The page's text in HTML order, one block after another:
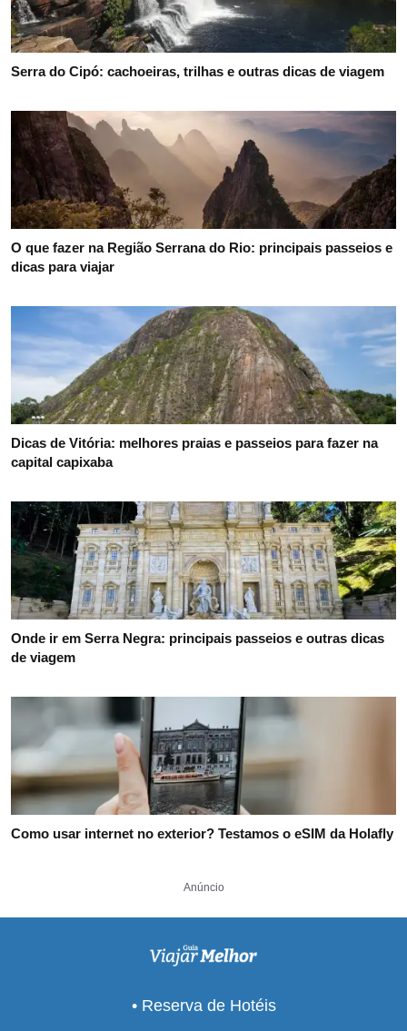
Serra do Cipó: cachoeiras, trilhas e outras dicas de viagem
O que fazer na Região Serrana do Rio: principais passeios e
dicas para viajar
Dicas de Vitória: melhores praias e passeios para fazer na
capital capixaba
Onde ir em Serra Negra: principais passeios e outras dicas
de viagem
Como usar internet no exterior? Testamos o eSIM da Holafly
Anúncio
• Reserva de Hotéis